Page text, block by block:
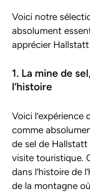
Voici notre
absolument
apprécier
1. La mine de
l’histoire
Voici l’expérience
comme
de sel de
visite touristique.
dans l’histoire de
de la montagne